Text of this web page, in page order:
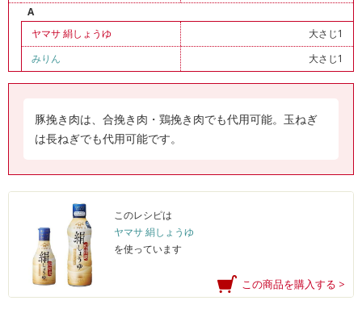
A
ヤマサ 絹しょうゆ
大さじ1
みりん
大さじ1
豚挽き肉は、合挽き肉・鶏挽き肉でも代用可能。玉ねぎ
は長ねぎでも代用可能です。
このレシピは
ヤマサ 絹しょうゆ
を使っています
この商品を購入する >